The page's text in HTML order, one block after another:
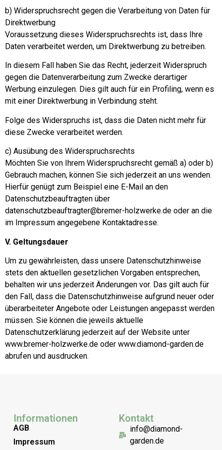
b) Widerspruchsrecht gegen die Verarbeitung von Daten für
Direktwerbung
Voraussetzung dieses Widerspruchsrechts ist, dass Ihre
Daten verarbeitet werden, um Direktwerbung zu betreiben.
In diesem Fall haben Sie das Recht, jederzeit Widerspruch
gegen die Datenverarbeitung zum Zwecke derartiger
Werbung einzulegen. Dies gilt auch für ein Profiling, wenn es
mit einer Direktwerbung in Verbindung steht.
Folge des Widerspruchs ist, dass die Daten nicht mehr für
diese Zwecke verarbeitet werden.
c) Ausübung des Widerspruchsrechts
Möchten Sie von Ihrem Widerspruchsrecht gemäß a) oder b)
Gebrauch machen, können Sie sich jederzeit an uns wenden.
Hierfür genügt zum Beispiel eine E-Mail an den
Datenschutzbeauftragten über
datenschutzbeauftragter@bremer-holzwerke.de oder an die
im Impressum angegebene Kontaktadresse.
V. Geltungsdauer
Um zu gewährleisten, dass unsere Datenschutzhinweise
stets den aktuellen gesetzlichen Vorgaben entsprechen,
behalten wir uns jederzeit Änderungen vor. Das gilt auch für
den Fall, dass die Datenschutzhinweise aufgrund neuer oder
überarbeiteter Angebote oder Leistungen angepasst werden
müssen. Sie können die jeweils aktuelle
Datenschutzerklärung jederzeit auf der Website unter
www.bremer-holzwerke.de oder www.diamond-garden.de
abrufen und ausdrucken.
Informationen
AGB
Impressum
Kontakt
info@diamond-
garden.de